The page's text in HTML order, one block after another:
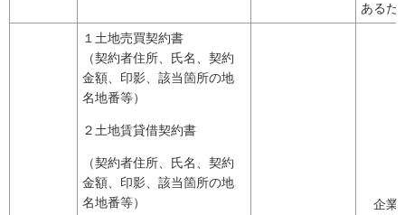
あるた
１土地売買契約書
（契約者住所、氏名、契約
金額、印影、該当箇所の地
名地番等）
２土地賃貸借契約書
（契約者住所、氏名、契約
金額、印影、該当箇所の地
名地番等）
企業